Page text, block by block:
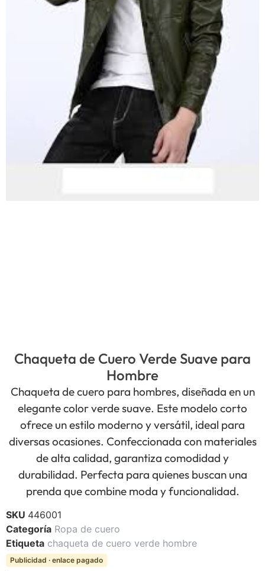
Chaqueta de Cuero Verde Suave para
Hombre
Chaqueta de cuero para hombres, diseñada en un
elegante color verde suave. Este modelo corto
ofrece un estilo moderno y versátil, ideal para
diversas ocasiones. Confeccionada con materiales
de alta calidad, garantiza comodidad y
durabilidad. Perfecta para quienes buscan una
prenda que combine moda y funcionalidad.
SKU 446001
Categoría Ropa de cuero
Etiqueta chaqueta de cuero verde hombre
Publicidad · enlace pagado